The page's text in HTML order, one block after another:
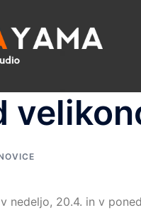
nedeljo, 20.4. in v